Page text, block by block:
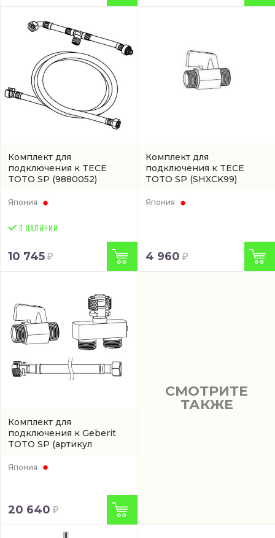
Комплект для
подключения к TECE
TOTO SP (9880052)
Япония
10 745
Комплект для
подключения к TECE
TOTO SP (SHXCK99)
Япония
4 960
Комплект для
подключения к Geberit
TOTO SP (артикул
Япония
20 640
СМОТРИТЕ
ТАКЖЕ